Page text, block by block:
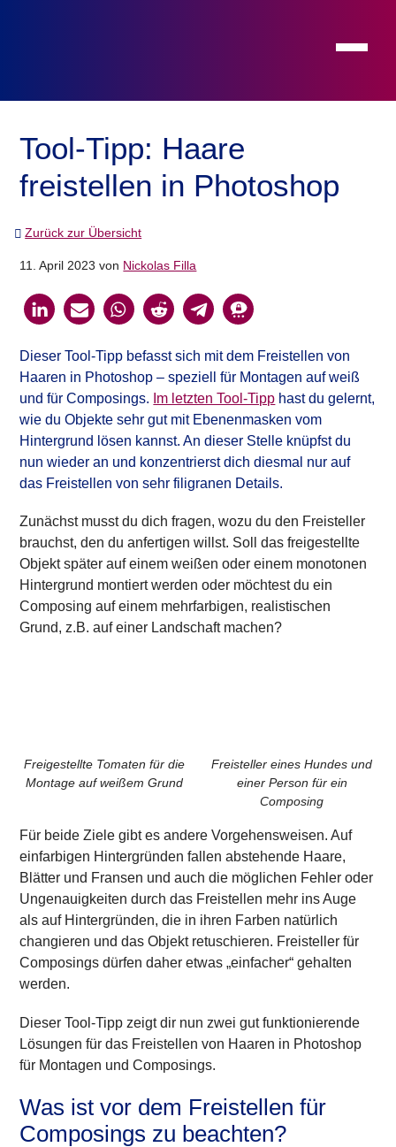
Toggle
Tool-Tipp: Haare
freistellen in Photoshop
Zurück zur Übersicht
11. April 2023 von Nickolas Filla
Dieser Tool-Tipp befasst sich mit dem Freistellen von
Haaren in Photoshop – speziell für Montagen auf weiß
und für Composings. Im letzten Tool-Tipp hast du gelernt,
wie du Objekte sehr gut mit Ebenenmasken vom
Hintergrund lösen kannst. An dieser Stelle knüpfst du
nun wieder an und konzentrierst dich diesmal nur auf
das Freistellen von sehr filigranen Details.
Zunächst musst du dich fragen, wozu du den Freisteller
brauchst, den du anfertigen willst. Soll das freigestellte
Objekt später auf einem weißen oder einem monotonen
Hintergrund montiert werden oder möchtest du ein
Composing auf einem mehrfarbigen, realistischen
Grund, z.B. auf einer Landschaft machen?
Freigestellte Tomaten für die
Montage auf weißem Grund
Freisteller eines Hundes und
einer Person für ein
Composing
Für beide Ziele gibt es andere Vorgehensweisen. Auf
einfarbigen Hintergründen fallen abstehende Haare,
Blätter und Fransen und auch die möglichen Fehler oder
Ungenauigkeiten durch das Freistellen mehr ins Auge
als auf Hintergründen, die in ihren Farben natürlich
changieren und das Objekt retuschieren. Freisteller für
Composings dürfen daher etwas „einfacher“ gehalten
werden.
Dieser Tool-Tipp zeigt dir nun zwei gut funktionierende
Lösungen für das Freistellen von Haaren in Photoshop
für Montagen und Composings.
Was ist vor dem Freistellen für
Composings zu beachten?